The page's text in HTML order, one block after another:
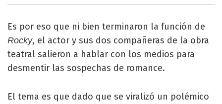
Es por eso que ni bien terminaron la función de
Rocky, el actor y sus dos compañeras de la obra
teatral salieron a hablar con los medios para
desmentir las sospechas de romance.
El tema es que dado que se viralizó un polémico